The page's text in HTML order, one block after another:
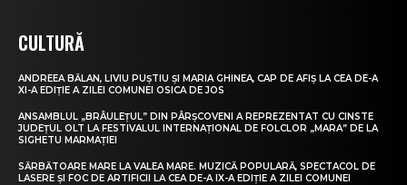
CULTURĂ
ANDREEA BĂLAN, LIVIU PUȘTIU ȘI MARIA GHINEA, CAP DE AFIȘ LA CEA DE-A
XI-A EDIȚIE A ZILEI COMUNEI OSICA DE JOS
ANSAMBLUL „BRÂULEȚUL” DIN PÂRȘCOVENI A REPREZENTAT CU CINSTE
JUDEȚUL OLT LA FESTIVALUL INTERNAȚIONAL DE FOLCLOR „MARA” DE LA
SIGHETU MARMAȚIEI
SĂRBĂTOARE MARE LA VALEA MARE. MUZICĂ POPULARĂ, SPECTACOL DE
LASERE ȘI FOC DE ARTIFICII LA CEA DE-A IX-A EDIȚIE A ZILEI COMUNEI